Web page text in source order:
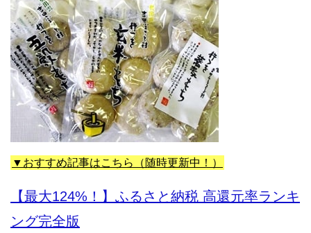
▼おすすめ記事はこちら（随時更新中！）
【最大124%！】ふるさと納税 高還元率ランキ
ング完全版